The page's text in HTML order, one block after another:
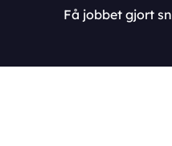
Få jobbet gjort